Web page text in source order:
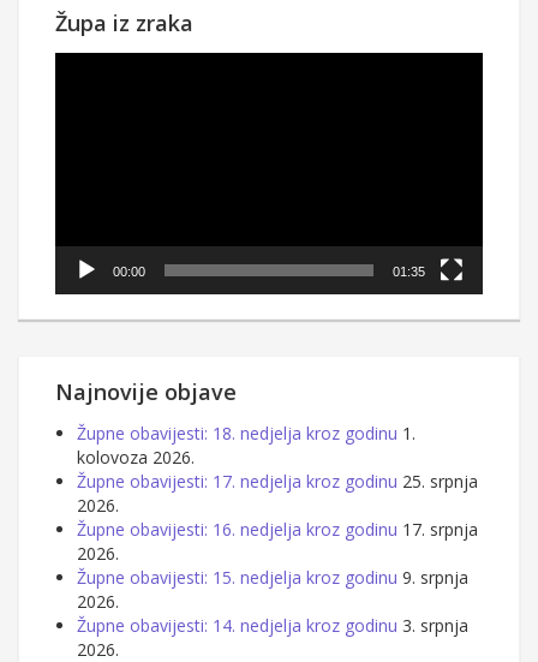
Župa iz zraka
00:00 01:35
Najnovije objave
Župne obavijesti: 18. nedjelja kroz godinu 1.
kolovoza 2026.
Župne obavijesti: 17. nedjelja kroz godinu 25. srpnja
2026.
Župne obavijesti: 16. nedjelja kroz godinu 17. srpnja
2026.
Župne obavijesti: 15. nedjelja kroz godinu 9. srpnja
2026.
Župne obavijesti: 14. nedjelja kroz godinu 3. srpnja
2026.